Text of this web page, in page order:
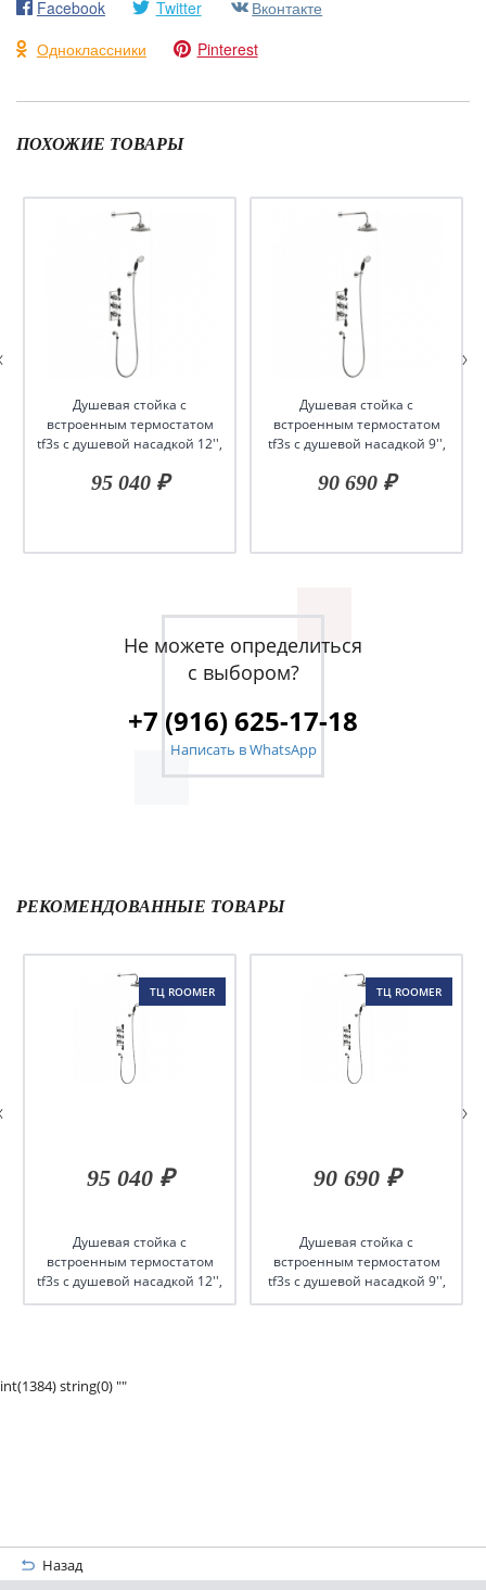
Facebook Twitter
Вконтакте
Одноклассники
Pinterest
ПОХОЖИЕ ТОВАРЫ
Душевая стойка c
встроенным термостатом
tf3s c душевой насадкой 12'',
95 040 ₽
Душевая стойка c
встроенным термостатом
tf3s c душевой насадкой 9'',
90 690 ₽
Не можете определиться
с выбором?
+7 (916) 625-17-18
Написать в WhatsApp
РЕКОМЕНДОВАННЫЕ ТОВАРЫ
ТЦ ROOMER
95 040 ₽
Душевая стойка c
встроенным термостатом
tf3s c душевой насадкой 12'',
серия black
ТЦ ROOMER
90 690 ₽
Душевая стойка c
встроенным термостатом
tf3s c душевой насадкой 9'',
серия black
int(1384) string(0) ""
Назад